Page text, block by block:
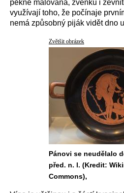
pěkně malovaná, zvenku i
využívají toho, že počínaje
nemá způsobný piják vidět dno
Zvětšit obrázek
Pánovi se neudělalo
před. n. l. (Kredit:
Commons),